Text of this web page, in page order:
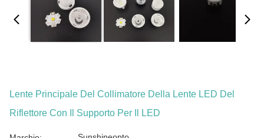
Lente Principale Del Collimatore Della Lente LED Del
Riflettore Con Il Supporto Per Il LED